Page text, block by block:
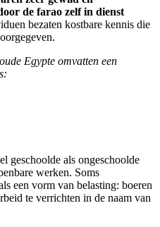
de farao zelf in dienst
bezaten kostbare kennis die
Egypte omvatten een
geschoolde als ongeschoolde
werken. Soms
een vorm van belasting: boeren
te verrichten in de naam van